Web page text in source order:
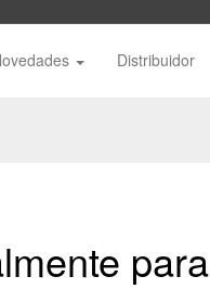
Distribuidor
para